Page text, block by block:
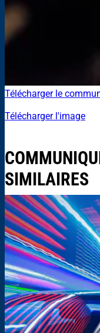
Télécharger le
Télécharger l'image
SIMILAIRES